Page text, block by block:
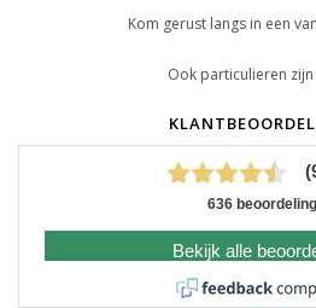
Kom gerust langs in een
Ook particulieren
636
Bekijk alle